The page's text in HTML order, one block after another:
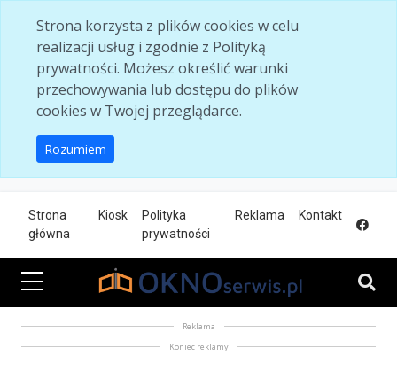
Strona korzysta z plików cookies w celu
realizacji usług i zgodnie z Polityką
prywatności. Możesz określić warunki
przechowywania lub dostępu do plików
cookies w Twojej przeglądarce.
Rozumiem
Strona
główna
Kiosk
Polityka
prywatności
Reklama Kontakt
Reklama
Koniec reklamy